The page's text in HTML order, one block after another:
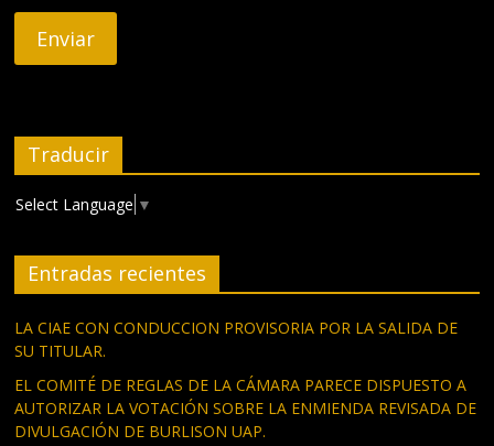
Traducir
Select Language ▼
Entradas recientes
LA CIAE CON CONDUCCION PROVISORIA POR LA SALIDA DE
SU TITULAR.
EL COMITÉ DE REGLAS DE LA CÁMARA PARECE DISPUESTO A
AUTORIZAR LA VOTACIÓN SOBRE LA ENMIENDA REVISADA DE
DIVULGACIÓN DE BURLISON UAP.